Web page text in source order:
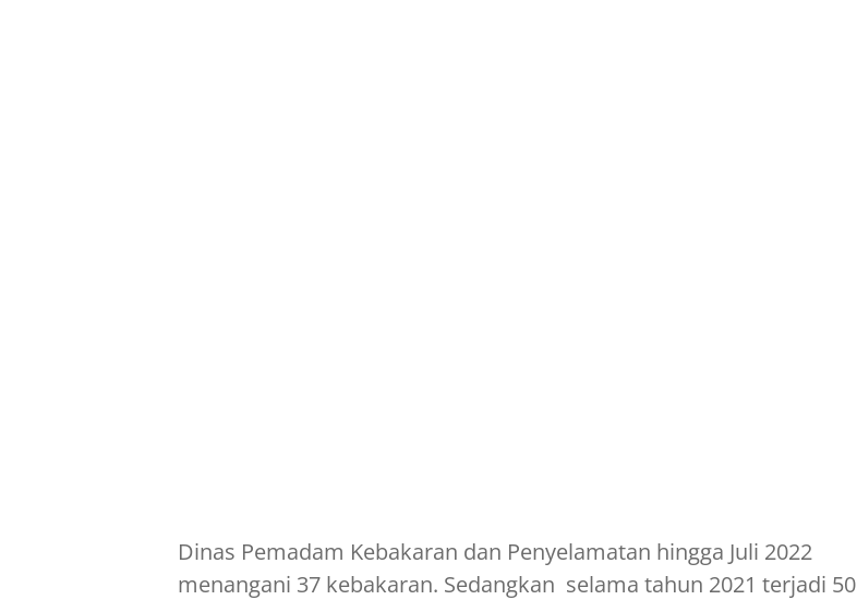
Dinas Pemadam Kebakaran dan Penyelamatan hingga Juli 2022
menangani 37 kebakaran. Sedangkan selama tahun 2021 terjadi 50